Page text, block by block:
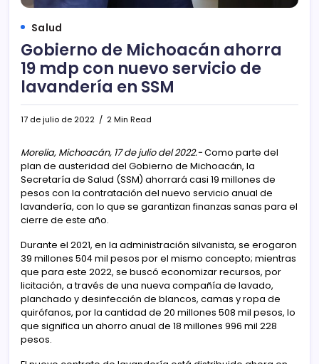
Salud
Gobierno de Michoacán ahorra
19 mdp con nuevo servicio de
lavandería en SSM
17 de julio de 2022 2 Min Read
Morelia, Michoacán, 17 de julio del 2022.-Como parte del
plan de austeridad del Gobierno de Michoacán, la
Secretaría de Salud (SSM) ahorrará casi 19 millones de
pesos con la contratación del nuevo servicio anual de
lavandería, con lo que se garantizan finanzas sanas para el
cierre de este año.
Durante el 2021, en la administración silvanista, se erogaron
39 millones 504 mil pesos por el mismo concepto; mientras
que para este 2022, se buscó economizar recursos, por
licitación, a través de una nueva compañía de lavado,
planchado y desinfección de blancos, camas y ropa de
quirófanos, por la cantidad de 20 millones 508 mil pesos, lo
que significa un ahorro anual de 18 millones 996 mil 228
pesos.